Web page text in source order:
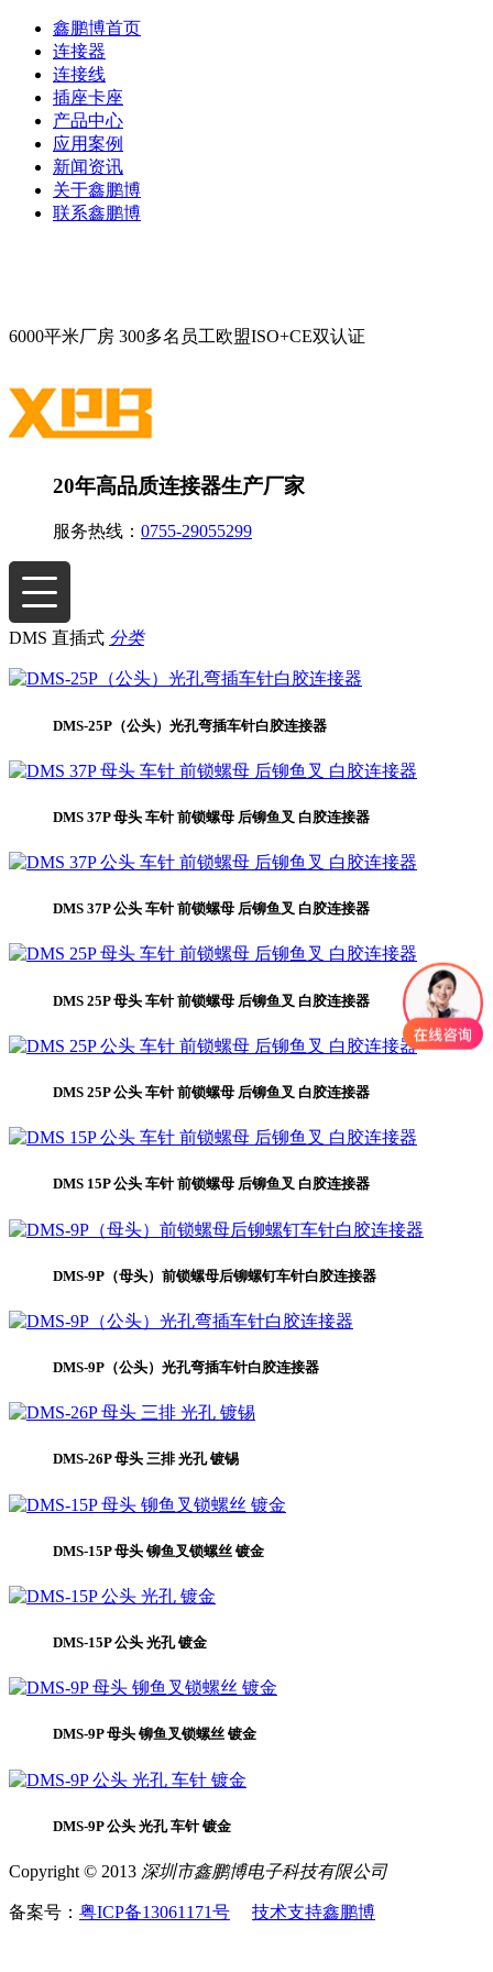
鑫鹏博首页
连接器
连接线
插座卡座
产品中心
应用案例
新闻资讯
关于鑫鹏博
联系鑫鹏博
6000平米厂房 300多名员工欧盟ISO+CE双认证
20年高品质连接器生产厂家
服务热线： 0755-29055299
DMS 直插式 分类
DMS-25P（公头）光孔弯插车针白胶连接器
DMS 37P 母头 车针 前锁螺母 后铆鱼叉 白胶连接器
DMS 37P 公头 车针 前锁螺母 后铆鱼叉 白胶连接器
DMS 25P 母头 车针 前锁螺母 后铆鱼叉 白胶连接器
DMS 25P 公头 车针 前锁螺母 后铆鱼叉 白胶连接器
DMS 15P 公头 车针 前锁螺母 后铆鱼叉 白胶连接器
DMS-9P（母头）前锁螺母后铆螺钉车针白胶连接器
DMS-9P（公头）光孔弯插车针白胶连接器
DMS-26P 母头 三排 光孔 镀锡
DMS-15P 母头 铆鱼叉锁螺丝 镀金
DMS-15P 公头 光孔 镀金
DMS-9P 母头 铆鱼叉锁螺丝 镀金
DMS-9P 公头 光孔 车针 镀金
Copyright © 2013 深圳市鑫鹏博电子科技有限公司
备案号： 粤ICP备13061171号 技术支持鑫鹏博